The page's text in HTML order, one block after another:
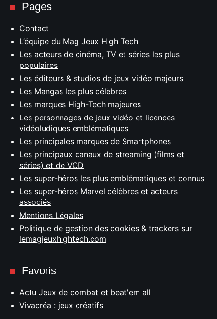
Pages
Contact
L’équipe du Mag Jeux High Tech
Les acteurs de cinéma, TV et séries les plus
populaires
Les éditeurs & studios de jeux vidéo majeurs
Les Mangas les plus célèbres
Les marques High-Tech majeures
Les personnages de jeux vidéo et licences
vidéoludiques emblématiques
Les principales marques de Smartphones
Les principaux canaux de streaming (films et
séries) et de VOD
Les super-héros les plus emblématiques et connus
Les super-héros Marvel célèbres et acteurs
associés
Mentions Légales
Politique de gestion des cookies & trackers sur
lemagjeuxhightech.com
Favoris
Actu Jeux de combat et beat'em all
Vivacréa : jeux créatifs